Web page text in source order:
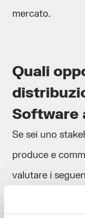
mercato.
Quali
Software
Se sei uno
produce e
valutare i